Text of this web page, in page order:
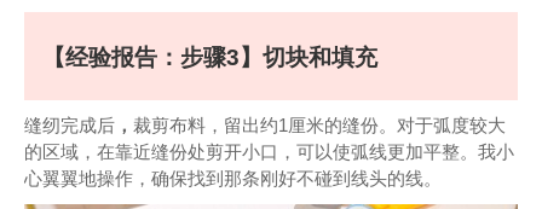
【经验报告：步骤3】切块和填充
缝纫完成后 ， 裁剪布料，留出约1厘米的缝份。对于弧度较大
的区域，在靠近缝份处剪开小口，可以使弧线更加平整。我小
心翼翼地操作，确保找到那条刚好不碰到线头的线。